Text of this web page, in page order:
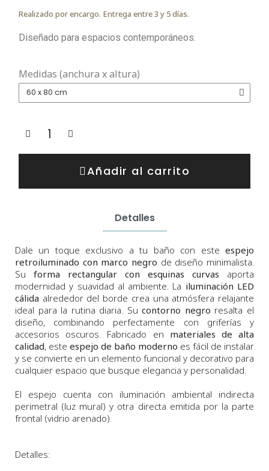
Realizado por encargo. Entrega entre 3 y 5 días.
Diseñado para espacios contemporáneos.
Medidas (anchura x altura)
Añadir al carrito
Detalles
Dale un toque exclusivo a tu baño con este espejo
retroiluminado con marco negro de diseño minimalista.
Su forma rectangular con esquinas curvas aporta
modernidad y suavidad al ambiente. La iluminación LED
cálida alrededor del borde crea una atmósfera relajante
ideal para la rutina diaria. Sucontorno negro resalta el
diseño, combinando perfectamente con griferías y
accesorios oscuros. Fabricado en materiales de alta
calidad, este espejo de baño moderno es fácil de instalar
y se convierte en un elemento funcional y decorativo para
cualquier espacio que busque elegancia y personalidad.
El espejo cuenta con iluminación ambiental indirecta
perimetral (luz mural) y otra directa emitida por la parte
frontal (vidrio arenado).
Detalles: